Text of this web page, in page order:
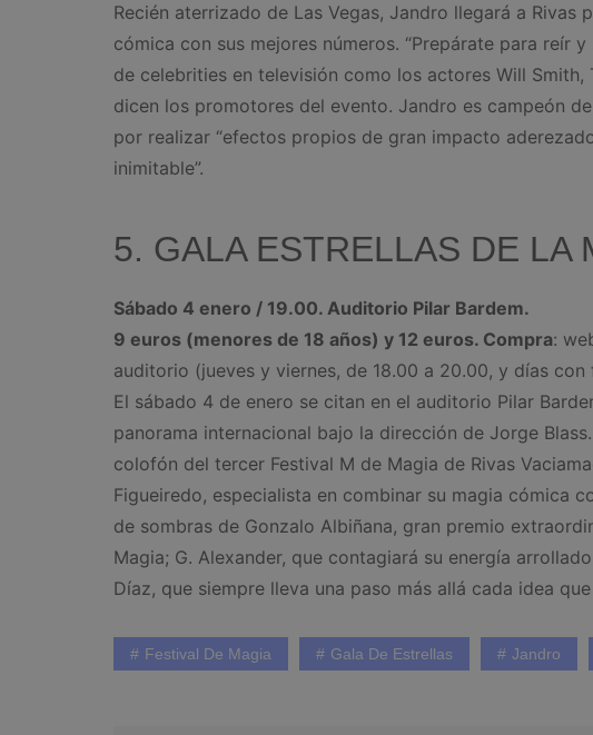
Recién aterrizado de Las Vegas, Jandro llegará a Rivas
cómica con sus mejores números. “Prepárate para reír
de celebrities en televisión como los actores Will Smith,
dicen los promotores del evento. Jandro es campeón
por realizar “efectos propios de gran impacto
inimitable”.
5. GALA ESTRELLAS DE LA
Sábado 4 enero / 19.00. Auditorio Pilar Bardem.
9 euros (menores de 18 años) y 12 euros. Compra:
auditorio (jueves y viernes, de 18.00 a 20.00, y días
El sábado 4 de enero se citan en el auditorio Pilar
panorama internacional bajo la dirección de Jorge
colofón del tercer Festival M de Magia de Rivas
Figueiredo, especialista en combinar su magia cómica
de sombras de Gonzalo Albiñana, gran premio
Magia; G. Alexander, que contagiará su energía
Díaz, que siempre lleva una paso más allá cada idea
Festival De Magia Gala De Estrellas Jandro